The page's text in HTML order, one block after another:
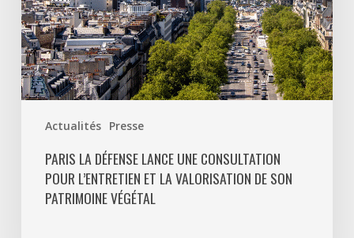
Actualités Presse
valorisation
de
son
patrimoine
végétal
PARIS LA DÉFENSE LANCE UNE CONSULTATION
POUR L’ENTRETIEN ET LA VALORISATION DE SON
PATRIMOINE VÉGÉTAL